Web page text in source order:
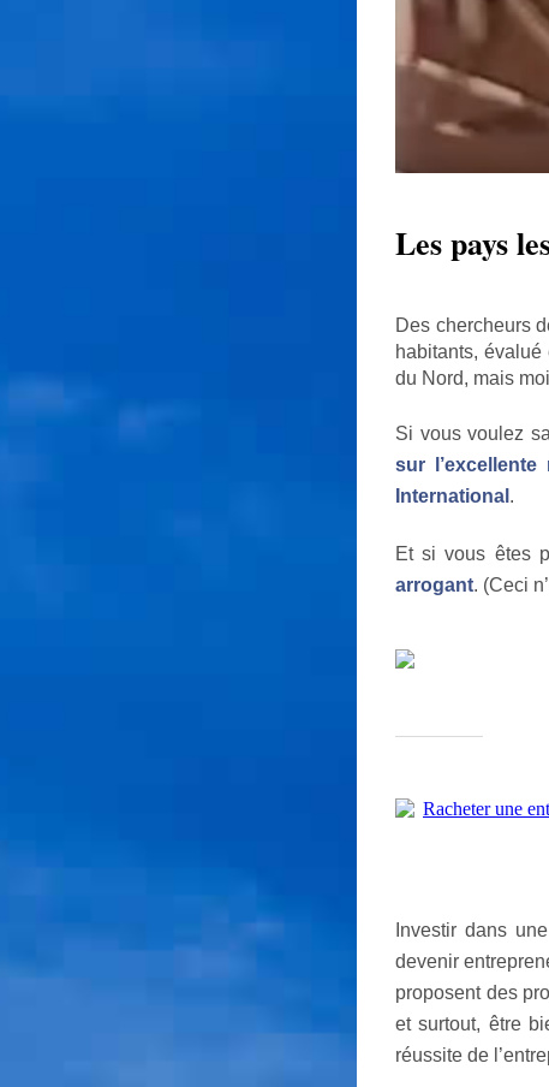
Les pays
Des chercheurs
habitants, évalué
du Nord, mais
Si vous voulez
sur l’excellente
International .
Et si vous êtes
arrogant. (Ceci
Investir dans
devenir
proposent des
et surtout, être
réussite de